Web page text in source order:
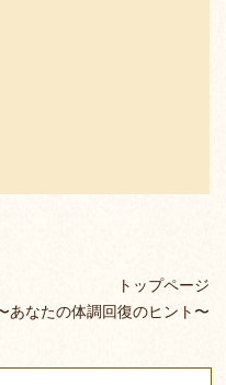
トップページ
あなたの体調回復のヒント〜